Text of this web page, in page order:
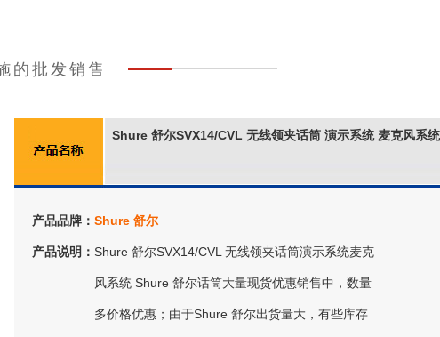
的批发销售
​Shure 舒尔SVX14/CVL 无线领夹话筒 演示系统 麦克风系统
产品品牌： Shure 舒尔
产品说明： Shure 舒尔SVX14/CVL 无线领夹话筒演示系统麦克
风系统 Shure 舒尔话筒大量现货优惠销售中，数量
多价格优惠；由于Shure 舒尔出货量大，有些库存